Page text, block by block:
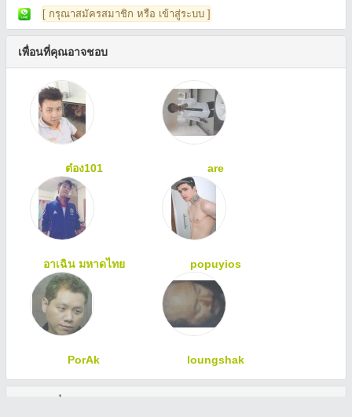
[ กรุณาสมัครสมาชิก หรือ เข้าสู่ระบบ ]
เพื่อนที่คุณอาจชอบ
ต๋อง101 are
อาเฉิน มหาดไทย popuyios
PorAk loungshak